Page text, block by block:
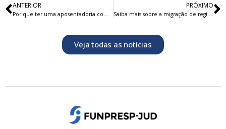
ANTERIOR
Por que ter uma aposentadoria complementar
PRÓXIMO
Saiba mais sobre a migração de regime
Veja todas as notícias